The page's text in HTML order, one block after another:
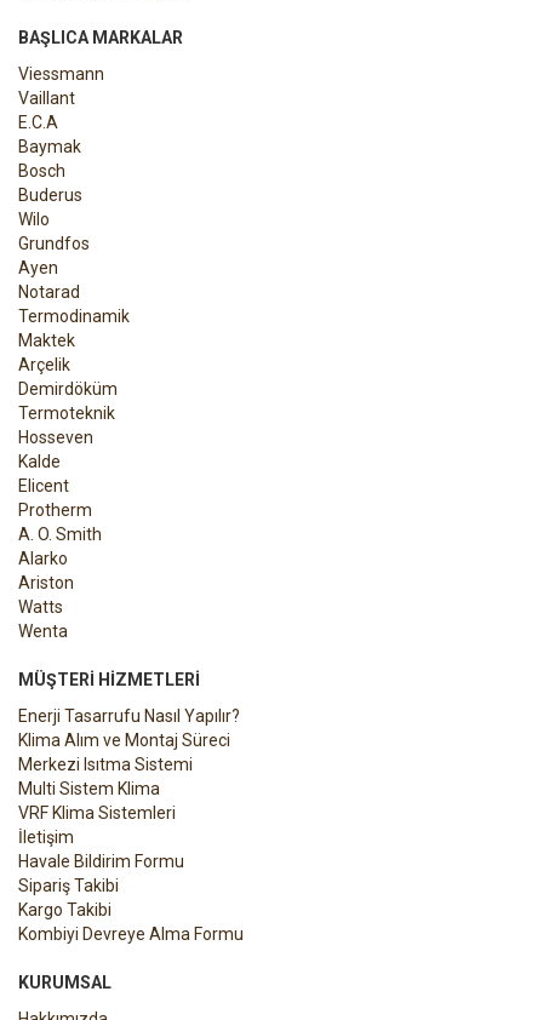
BAŞLICA MARKALAR
Viessmann
Vaillant
E.C.A
Baymak
Bosch
Buderus
Wilo
Grundfos
Ayen
Notarad
Termodinamik
Maktek
Arçelik
Demirdöküm
Termoteknik
Hosseven
Kalde
Elicent
Protherm
A. O. Smith
Alarko
Ariston
Watts
Wenta
MÜŞTERI HIZMETLERI
Enerji Tasarrufu Nasıl Yapılır?
Klima Alım ve Montaj Süreci
Merkezi Isıtma Sistemi
Multi Sistem Klima
VRF Klima Sistemleri
İletişim
Havale Bildirim Formu
Sipariş Takibi
Kargo Takibi
Kombiyi Devreye Alma Formu
KURUMSAL